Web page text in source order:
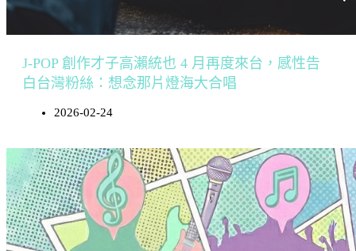
J-POP 創作才子高瀨統也 4 月再度來台，感性告
白台灣粉絲：想念那片燈海大合唱
2026-02-24